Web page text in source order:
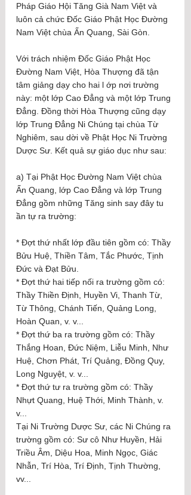
Pháp Giáo Hội Tăng Già Nam Việt và
luôn cả chức Đốc Giáo Phật Học Đường
Nam Việt chùa Ấn Quang, Sài Gòn.
Với trách nhiệm Đốc Giáo Phật Học
Đường Nam Việt, Hòa Thượng đã tận
tâm giảng dạy cho hai l ớp nơi trường
này: một lớp Cao Đẳng và một lớp Trung
Đẳng. Đồng thời Hòa Thượng cũng dạy
lớp Trung Đẳng Ni Chúng tại chùa Từ
Nghiêm, sau dời về Phật Học Ni Trường
Dược Sư. Kết quả sự giáo dục như sau:
a) Tại Phật Học Đường Nam Việt chùa
Ấn Quang, lớp Cao Đẳng và lớp Trung
Đẳng gồm những Tăng sinh say đây tu
ần tự ra trường:
* Đợt thứ nhất lớp đầu tiên gồm có: Thầy
Bửu Huệ, Thiền Tâm, Tắc Phước, Tịnh
Đức và Đạt Bửu.
* Đợt thứ hai tiếp nối ra trường gồm có:
Thầy Thiền Định, Huyền Vi, Thanh Từ,
Từ Thông, Chánh Tiến, Quảng Long,
Hoàn Quan, v. v...
* Đợt thứ ba ra trường gồm có: Thầy
Thắng Hoan, Đức Niệm, Liễu Minh, Như
Huệ, Chơn Phát, Trí Quảng, Đồng Quy,
Long Nguyệt, v. v...
* Đợt thứ tư ra trường gồm có: Thầy
Nhựt Quang, Huệ Thới, Minh Thành, v.
v...
Tại Ni Trường Dược Sư, các Ni Chúng ra
trường gồm có: Sư cô Như Huyền, Hải
Triều Âm, Diệu Hoa, Minh Ngọc, Giác
Nhẫn, Trí Hòa, Trí Định, Tịnh Thường,
vv...